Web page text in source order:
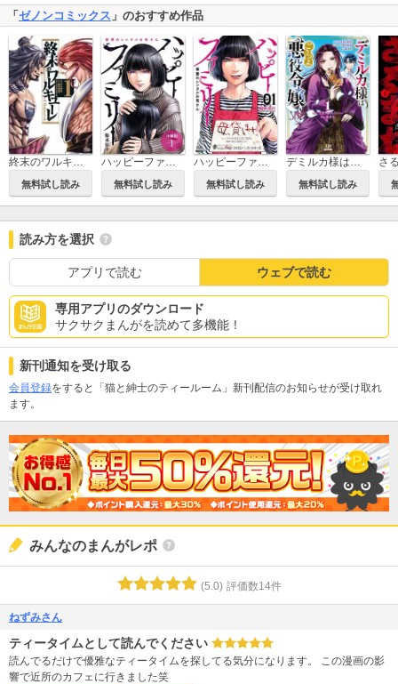
「ゼノンコミックス 」のおすすめ作品
終末のワルキューレ
無料試し読み
ハッピーファミリー 復讐のレンタルお母さん 分冊版
無料試し読み
ハッピーファミリー 復讐のレンタルお母さん
無料試し読み
デミルカ様はごりつよ悪役令嬢 メンタル最強お嬢様は王子からの婚約破棄をぶっ潰します！
無料試し読み
さ
読み方を選択
アプリで読む ウェブで読む
専用アプリのダウンロード
サクサクまんがを読めて多機能！
新刊通知を受け取る
会員登録をすると「猫と紳士のティールーム」新刊配信のお知らせが受け取れ
ます。
みんなのまんがレポ
(5.0) 評価数14件
ねずみさん
ティータイムとして読んでください
読んでるだけで優雅なティータイムを探してる気分になります。 この漫画の影
響で近所のカフェに行きました笑